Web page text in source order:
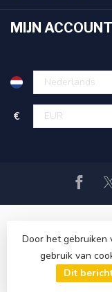
MIJN ACCOUNT
€
© Copyright
Lightspeed-
Door het gebruiken
gebruik van
Dit